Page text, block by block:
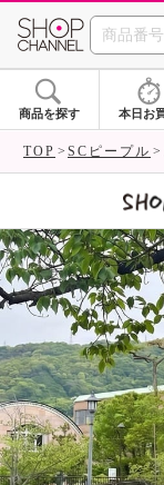
商品を探す 本日お
TOP SCピープル